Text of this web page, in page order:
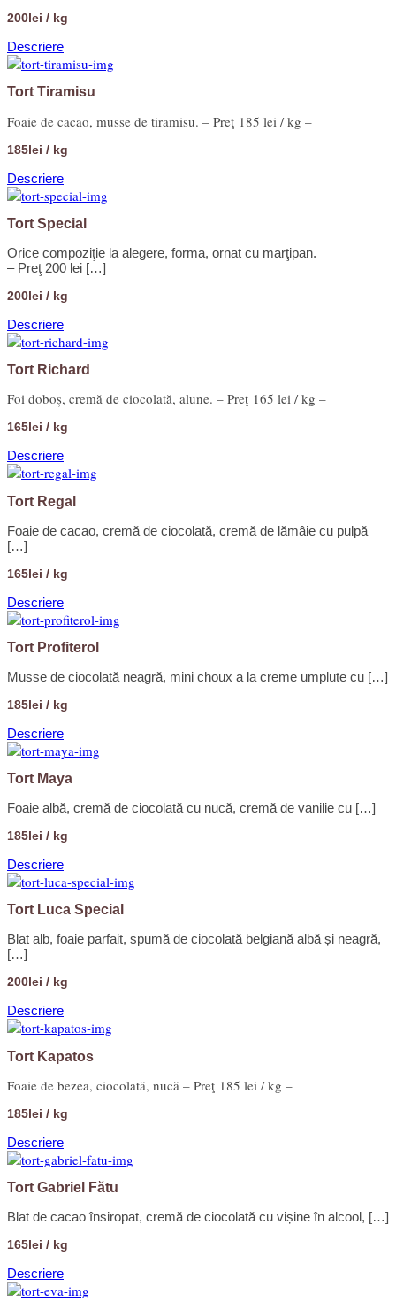
200lei / kg
Descriere
Tort Tiramisu
Foaie de cacao, musse de tiramisu. – Preţ 185 lei / kg –
185lei / kg
Descriere
Tort Special
Orice compoziţie la alegere, forma, ornat cu marţipan.
– Preţ 200 lei […]
200lei / kg
Descriere
Tort Richard
Foi doboș, cremă de ciocolată, alune. – Preţ 165 lei / kg –
165lei / kg
Descriere
Tort Regal
Foaie de cacao, cremă de ciocolată, cremă de lămâie cu pulpă
[…]
165lei / kg
Descriere
Tort Profiterol
Musse de ciocolată neagră, mini choux a la creme umplute cu […]
185lei / kg
Descriere
Tort Maya
Foaie albă, cremă de ciocolată cu nucă, cremă de vanilie cu […]
185lei / kg
Descriere
Tort Luca Special
Blat alb, foaie parfait, spumă de ciocolată belgiană albă și neagră,
[…]
200lei / kg
Descriere
Tort Kapatos
Foaie de bezea, ciocolată, nucă – Preţ 185 lei / kg –
185lei / kg
Descriere
Tort Gabriel Fătu
Blat de cacao însiropat, cremă de ciocolată cu vișine în alcool, […]
165lei / kg
Descriere